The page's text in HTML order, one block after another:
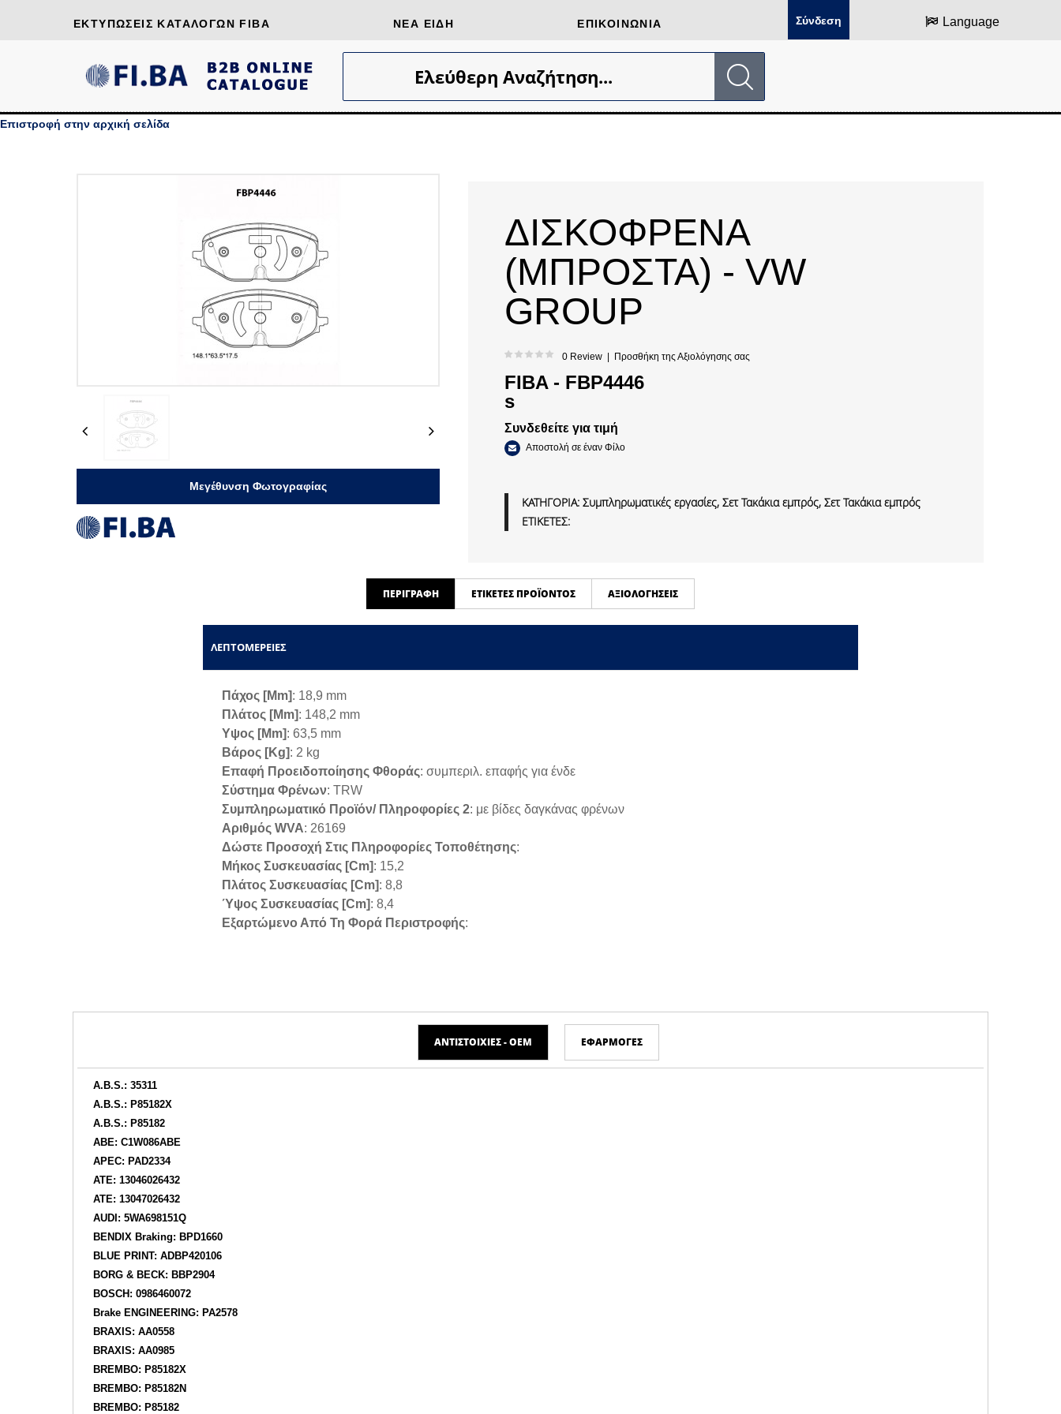
ΕΚΤΥΠΏΣΕΙΣ ΚΑΤΑΛΌΓΩΝ FIBA ΝΈΑ ΕΊΔΗ ΕΠΙΚΟΙΝΩΝΊΑ Σύνδεση Language
Ελεύθερη Αναζήτηση...
Επιστροφή στην αρχική σελίδα
Previous Next
Μεγέθυνση Φωτογραφίας
ΔΙΣΚΟΦΡΕΝΑ
(ΜΠΡΟΣΤΑ) - VW
GROUP
0 Review Προσθήκη της Αξιολόγησης σας
FIBA - FBP4446
s
Συνδεθείτε για τιμή
Αποστολή σε έναν Φίλο
ΚΑΤΗΓΟΡΙΑ: Συμπληρωματικές εργασίες, Σετ Τακάκια εμπρός, Σετ Τακάκια εμπρός
ΕΤΙΚΕΤΕΣ:
ΠΕΡΙΓΡΑΦΉ ΕΤΙΚΈΤΕΣ ΠΡΟΪΌΝΤΟΣ ΑΞΙΟΛΟΓΉΣΕΙΣ
ΛΕΠΤΟΜΈΡΕΙΕΣ
Πάχος [mm]: 18,9 mm
Πλάτος [mm]: 148,2 mm
Υψος [mm]: 63,5 mm
Βάρος [kg]: 2 kg
Επαφή Προειδοποίησης Φθοράς: συμπεριλ. επαφής για ένδε
Σύστημα Φρένων: TRW
Συμπληρωματικό Προϊόν/ Πληροφορίες 2: με βίδες δαγκάνας φρένων
Αριθμός WVA: 26169
Δώστε Προσοχή Στις Πληροφορίες Τοποθέτησης:
Μήκος Συσκευασίας [cm]: 15,2
Πλάτος Συσκευασίας [cm]: 8,8
Ύψος Συσκευασίας [cm]: 8,4
Εξαρτώμενο Από Τη Φορά Περιστροφής:
ΑΝΤΙΣΤΟΙΧΊΕΣ - ΟΕΜ ΕΦΑΡΜΟΓΈΣ
A.B.S.: 35311
A.B.S.: P85182X
A.B.S.: P85182
ABE: C1W086ABE
APEC: PAD2334
ATE: 13046026432
ATE: 13047026432
AUDI: 5WA698151Q
BENDIX Braking: BPD1660
BLUE PRINT: ADBP420106
BORG & BECK: BBP2904
BOSCH: 0986460072
Brake ENGINEERING: PA2578
BRAXIS: AA0558
BRAXIS: AA0985
BREMBO: P85182X
BREMBO: P85182N
BREMBO: P85182